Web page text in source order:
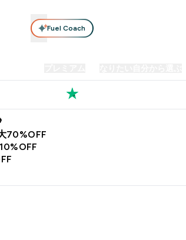
Fuel Coach
70%OFF